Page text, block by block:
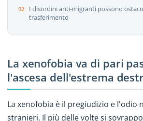
I disordini anti-migranti possono
trasferimento
La xenofobia va di pari
l'ascesa dell'estrema
La xenofobia è il pregiudizio e l'odio
stranieri. Il più delle volte si